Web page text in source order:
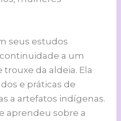
seus estudos
a um
da aldeia. Ela
e práticas de
a artefatos indígenas.
aprendeu sobre a